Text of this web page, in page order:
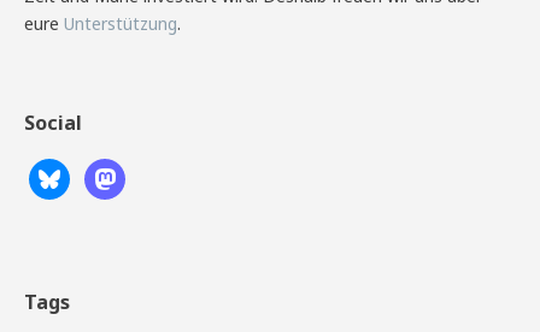
eure Unterstützung.
Social
Tags